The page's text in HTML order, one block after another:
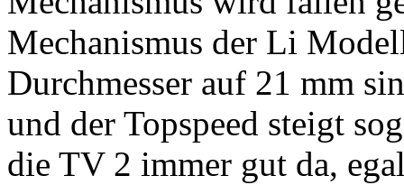
Mechanismus der Li
Durchmesser auf 21 mm
und der Topspeed steigt
die TV 2 immer gut da,